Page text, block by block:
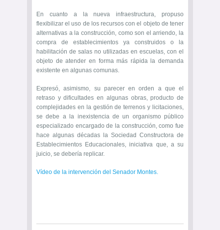
En cuanto a la nueva infraestructura, propuso
flexibilizar el uso de los recursos con el objeto de tener
alternativas a la construcción, como son el arriendo, la
compra de establecimientos ya construidos o la
habilitación de salas no utilizadas en escuelas, con el
objeto de atender en forma más rápida la demanda
existente en algunas comunas.
Expresó, asimismo, su parecer en orden a que el
retraso y dificultades en algunas obras, producto de
complejidades en la gestión de terrenos y licitaciones,
se debe a la inexistencia de un organismo público
especializado encargado de la construcción, como fue
hace algunas décadas la Sociedad Constructora de
Establecimientos Educacionales, iniciativa que, a su
juicio, se debería replicar.
Vídeo de la intervención del Senador Montes.